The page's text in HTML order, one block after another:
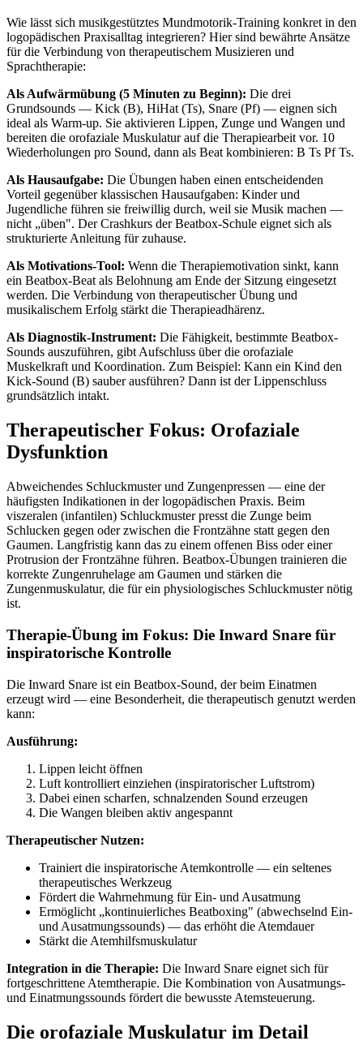
Wie lässt sich musikgestütztes Mundmotorik-Training konkret in den
logopädischen Praxisalltag integrieren? Hier sind bewährte Ansätze
für die Verbindung von therapeutischem Musizieren und
Sprachtherapie:
Als Aufwärmübung (5 Minuten zu Beginn): Die drei
Grundsounds — Kick (B), HiHat (Ts), Snare (Pf) — eignen sich
ideal als Warm-up. Sie aktivieren Lippen, Zunge und Wangen und
bereiten die orofaziale Muskulatur auf die Therapiearbeit vor. 10
Wiederholungen pro Sound, dann als Beat kombinieren: B Ts Pf Ts.
Als Hausaufgabe: Die Übungen haben einen entscheidenden
Vorteil gegenüber klassischen Hausaufgaben: Kinder und
Jugendliche führen sie freiwillig durch, weil sie Musik machen —
nicht „üben". Der Crashkurs der Beatbox-Schule eignet sich als
strukturierte Anleitung für zuhause.
Als Motivations-Tool: Wenn die Therapiemotivation sinkt, kann
ein Beatbox-Beat als Belohnung am Ende der Sitzung eingesetzt
werden. Die Verbindung von therapeutischer Übung und
musikalischem Erfolg stärkt die Therapieadhärenz.
Als Diagnostik-Instrument: Die Fähigkeit, bestimmte Beatbox-
Sounds auszuführen, gibt Aufschluss über die orofaziale
Muskelkraft und Koordination. Zum Beispiel: Kann ein Kind den
Kick-Sound (B) sauber ausführen? Dann ist der Lippenschluss
grundsätzlich intakt.
Therapeutischer Fokus: Orofaziale
Dysfunktion
Abweichendes Schluckmuster und Zungenpressen — eine der
häufigsten Indikationen in der logopädischen Praxis. Beim
viszeralen (infantilen) Schluckmuster presst die Zunge beim
Schlucken gegen oder zwischen die Frontzähne statt gegen den
Gaumen. Langfristig kann das zu einem offenen Biss oder einer
Protrusion der Frontzähne führen. Beatbox-Übungen trainieren die
korrekte Zungenruhelage am Gaumen und stärken die
Zungenmuskulatur, die für ein physiologisches Schluckmuster nötig
ist.
Therapie-Übung im Fokus: Die Inward Snare für
inspiratorische Kontrolle
Die Inward Snare ist ein Beatbox-Sound, der beim Einatmen
erzeugt wird — eine Besonderheit, die therapeutisch genutzt werden
kann:
Ausführung:
Lippen leicht öffnen
Luft kontrolliert einziehen (inspiratorischer Luftstrom)
Dabei einen scharfen, schnalzenden Sound erzeugen
Die Wangen bleiben aktiv angespannt
Therapeutischer Nutzen:
Trainiert die inspiratorische Atemkontrolle — ein seltenes
therapeutisches Werkzeug
Fördert die Wahrnehmung für Ein- und Ausatmung
Ermöglicht „kontinuierliches Beatboxing" (abwechselnd Ein-
und Ausatmungssounds) — das erhöht die Atemdauer
Stärkt die Atemhilfsmuskulatur
Integration in die Therapie: Die Inward Snare eignet sich für
fortgeschrittene Atemtherapie. Die Kombination von Ausatmungs-
und Einatmungssounds fördert die bewusste Atemsteuerung.
Die orofaziale Muskulatur im Detail